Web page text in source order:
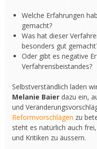
Welche Erfahrungen
gemacht?
Was hat dieser
besonders gut
Oder gibt es negative
Verfahrensbeistandes?
Selbstverständlich laden
Melanie Baier dazu ein,
und
Reformvorschlägen zu
steht es natürlich auch
und Kritiken zu äussern.